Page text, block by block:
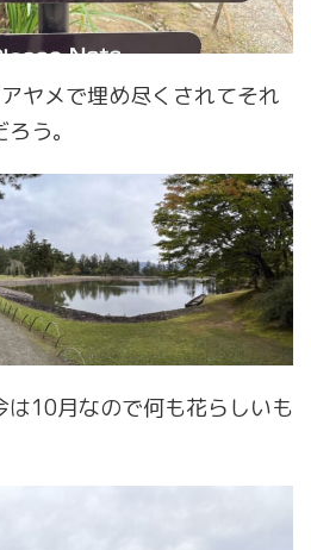
ヤメで埋め尽くされてそれ
う。
は10月なので何も花らしいも